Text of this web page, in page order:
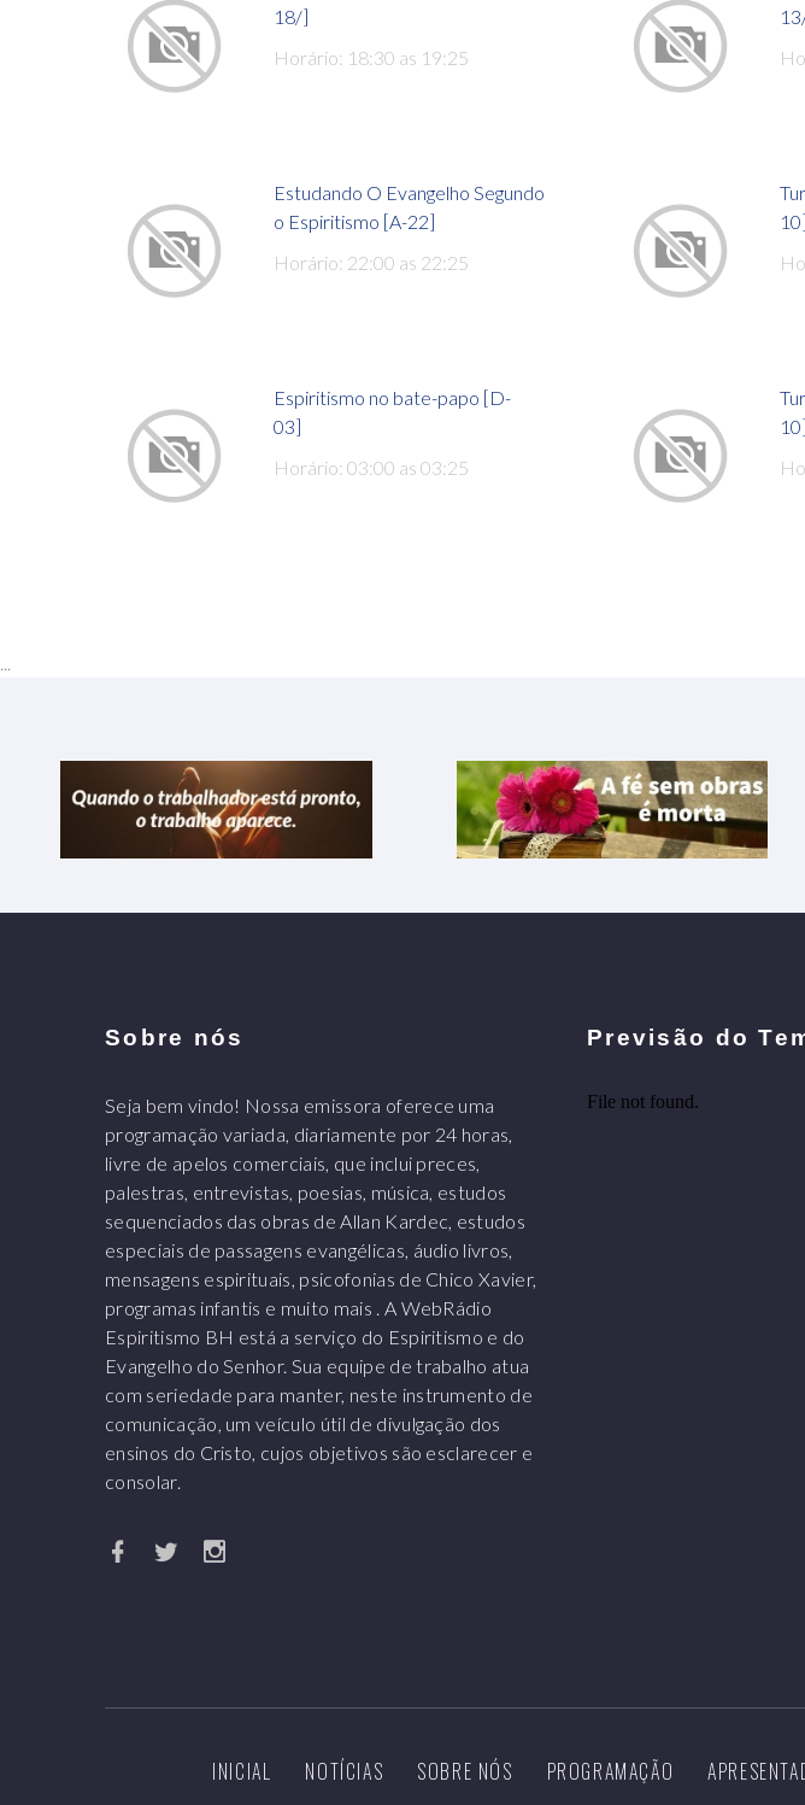
18/]
Horário: 18:30 as 19:25
Estudando O Evangelho Segundo
o Espiritismo [A-22]
Horário: 22:00 as 22:25
10]
Espiritismo no bate-papo [D-
03]
Horário: 03:00 as 03:25
10]
Sobre nós
Seja bem vindo! Nossa emissora oferece uma
programação variada, diariamente por 24 horas,
livre de apelos comerciais, que inclui preces,
palestras, entrevistas, poesias, música, estudos
sequenciados das obras de Allan Kardec, estudos
especiais de passagens evangélicas, áudio livros,
mensagens espirituais, psicofonias de Chico Xavier,
programas infantis e muito mais . A WebRádio
Espiritismo BH está a serviço do Espiritismo e do
Evangelho do Senhor. Sua equipe de trabalho atua
com seriedade para manter, neste instrumento de
comunicação, um veículo útil de divulgação dos
ensinos do Cristo, cujos objetivos são esclarecer e
consolar.
Previsão do
INICIAL NOTÍCIAS SOBRE NÓS PROGRAMAÇÃO